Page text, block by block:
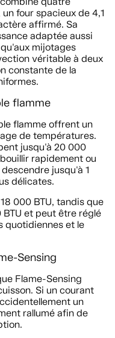
four spacieux de 4,1
affirmé. Sa
adaptée aussi
mijotages
véritable à deux
constante de la
flamme
flamme offrent un
de températures.
jusqu'à 20 000
rapidement ou
jusqu'à 1
délicates.
000 BTU, tandis que
et peut être réglé
quotidiennes et le
Sensing
Flame-Sensing
Si un courant
un
rallumé afin de